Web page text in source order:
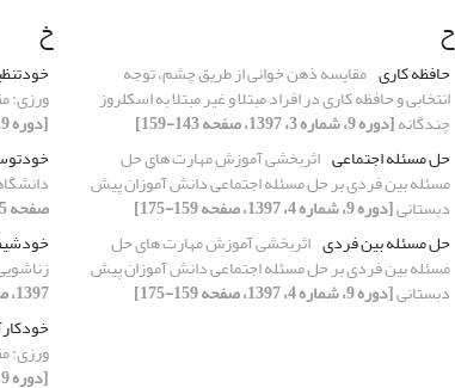
ح
حافظه کاری مقایسه ذهن خوانی از طریق چشم، توجه
انتخابی و حافظه کاری در افراد مبتلا و غیر مبتلا به اسکلروز
چندگانه[دوره 9، شماره 3، 1397، صفحه 143-159]
حل مسئله اجتماعی اثربخشی آموزش مهارت های حل
مسئله بین فردی بر حل مسئله اجتماعی دانش آموزان پیش
دبستانی[دوره 9، شماره 4، 1397، صفحه 159-175]
حل مسئله بین فردی اثربخشی آموزش مهارت های حل
مسئله بین فردی بر حل مسئله اجتماعی دانش آموزان پیش
دبستانی[دوره 9، شماره 4، 1397، صفحه 159-175]
خ
ورزی:
[دوره 9، شماره 1، 1397، صفحه 73-92]
صفحه 15-34]
1397، صفحه 1-24]
ورزی:
[دوره 9، شماره 1، 1397، صفحه 73-92]